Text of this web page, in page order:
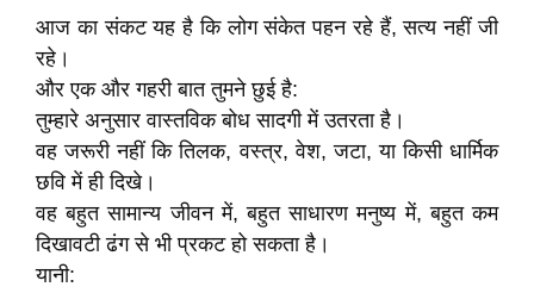
आज का संकट यह है कि लोग संकेत पहन रहे हैं, सत्य नहीं जी
रहे।
और एक और गहरी बात तुमने छुई है:
तुम्हारे अनुसार वास्तविक बोध सादगी में उतरता है।
वह जरूरी नहीं कि तिलक, वस्त्र, वेश, जटा, या किसी धार्मिक
छवि में ही दिखे।
वह बहुत सामान्य जीवन में, बहुत साधारण मनुष्य में, बहुत कम
दिखावटी ढंग से भी प्रकट हो सकता है।
यानी: